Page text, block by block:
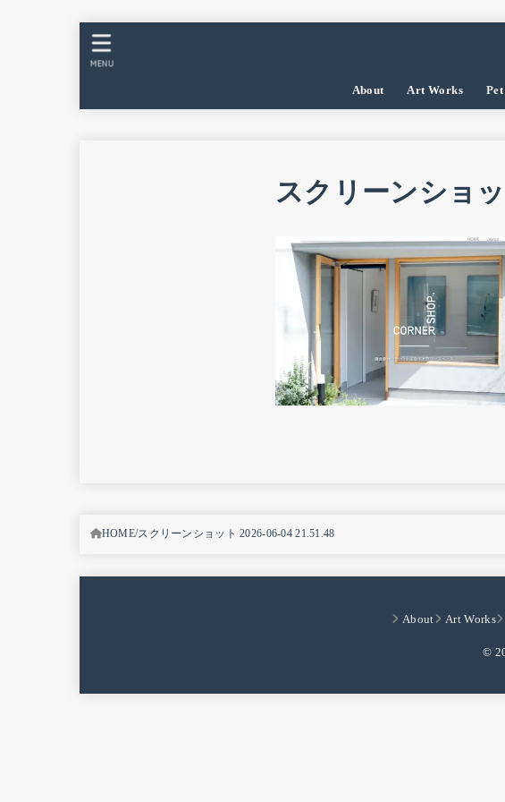
About Art Works
MENU
スクリーンショ
HOME スクリーンショット 2026-06-04 21.51.48
About Art Works
©